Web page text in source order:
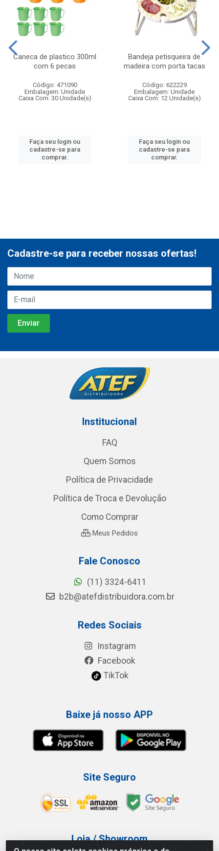
Caneca de plastico 300ml
com 6 pecas
Código: 471090
Embalagem: Unidade
Caixa Com: 30 Unidade(s)
Faça seu login ou
cadastre-se para
comprar.
Bandeja petisqueira de
madeira com porta tacas
Código: 622229
Embalagem: Unidade
Caixa Com: 12 Unidade(s)
Faça seu login ou
cadastre-se para
comprar.
Cadastre-se para receber nossas ofertas!
Institucional
FAQ
Quem Somos
Política de Privacidade
Política de Troca e Devolução
Como Comprar
Meus Pedidos
Fale Conosco
(11) 3324-6411
b2b@atefdistribuidora.com.br
Redes Sociais
Instagram
Facebook
TikTok
Baixe já nosso APP
Site Seguro
Loja / Showroom